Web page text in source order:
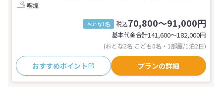
喫煙
おとな1名 税込70,800～91,000円
基本代金合計141,600〜182,000円
(おとな2名 こども0名・1部屋/1泊2日)
おすすめポイント プランの詳細